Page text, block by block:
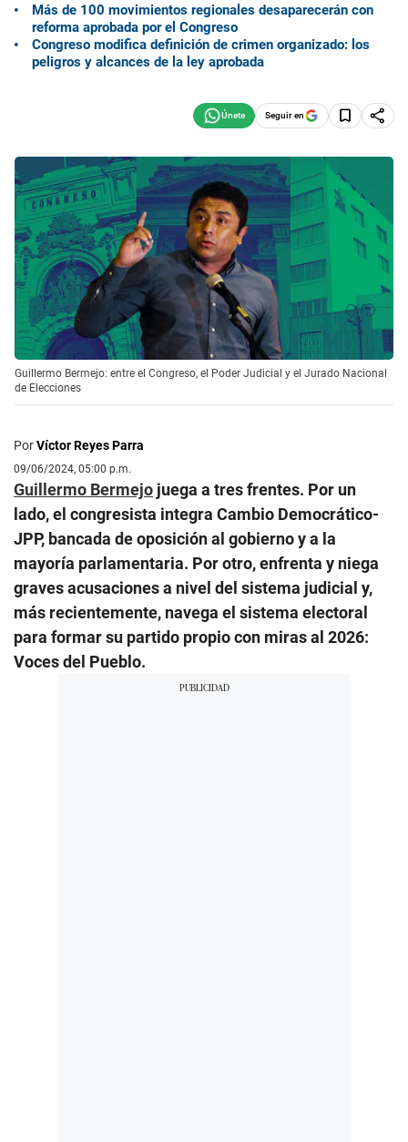
Más de 100 movimientos regionales desaparecerán con
reforma aprobada por el Congreso
Congreso modifica definición de crimen organizado: los
peligros y alcances de la ley aprobada
Seguir en
Guillermo Bermejo: entre el Congreso, el Poder Judicial y el Jurado Nacional
de Elecciones
PorVíctor Reyes Parra
09/06/2024, 05:00 p.m.
Guillermo Bermejo juega a tres frentes. Por un
lado, el congresista integra Cambio Democrático-
JPP, bancada de oposición al gobierno y a la
mayoría parlamentaria. Por otro, enfrenta y niega
graves acusaciones a nivel del sistema judicial y,
más recientemente, navega el sistema electoral
para formar su partido propio con miras al 2026:
Voces del Pueblo.